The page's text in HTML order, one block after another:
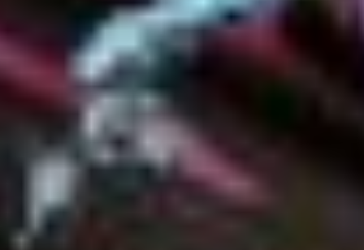
Use limited data to select content
IAB Special Features:
Use precise geolocation data
Identify devices based on information
actively requested
Non-IAB processing purposes:
Necessary
Functional